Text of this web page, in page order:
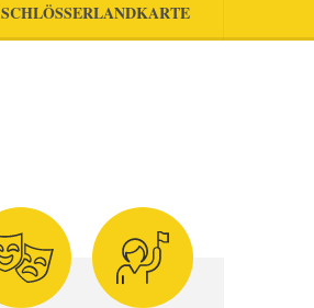
SCHLÖSSERLANDKARTE